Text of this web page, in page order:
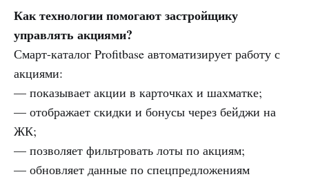
Как технологии помогают застройщику
управлять акциями?
Смарт-каталог Profitbase автоматизирует работу с
акциями:
— показывает акции в карточках и шахматке;
— отображает скидки и бонусы через бейджи на
ЖК;
— позволяет фильтровать лоты по акциям;
— обновляет данные по спецпредложениям